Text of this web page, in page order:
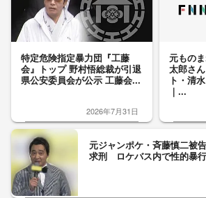
特定危険指定暴力団『工藤
会』トップ 野村悟総裁が引退
県公安委員会が公示 工藤会...
2026年7月31日
元もの
太郎さ
ト・清
｜...
元ジャンポケ・斉藤慎二被
求刑 ロケバス内で性的暴